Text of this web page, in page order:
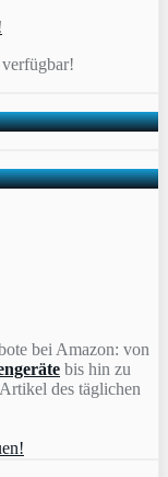
bei Amazon: von
bis hin zu
des täglichen